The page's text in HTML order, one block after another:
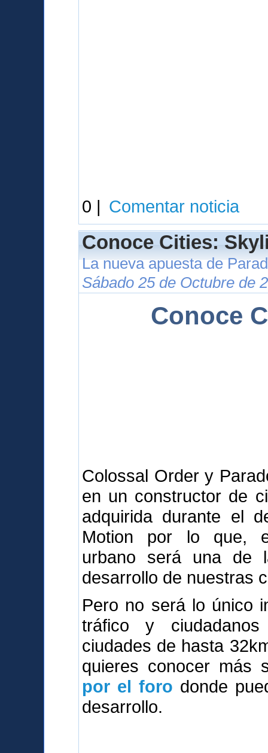
0 | Comentar noticia
Conoce Cities:
La nueva apuesta de
Sábado 25 de Octubre de
Conoce
Colossal Order y
en un constructor de
adquirida durante el
Motion por lo que,
urbano será una de
desarrollo de nuestras
Pero no será lo único
tráfico y
ciudades de hasta
quieres conocer más
por el foro donde
desarrollo.